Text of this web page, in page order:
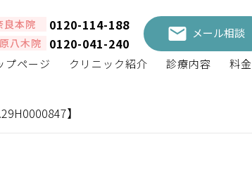
良本院 0120-114-188
八木院 0120-041-240
メール相談
プページ クリニック紹介 診療内容 料金
】